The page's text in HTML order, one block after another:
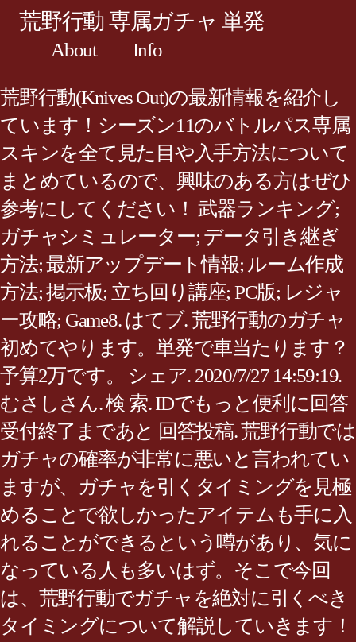
荒野行動 専属ガチャ 単発
About Info
荒野行動(Knives Out)の最新情報を紹介し
ています！シーズン11のバトルパス専属
スキンを全て見た目や入手方法について
まとめているので、興味のある方はぜひ
参考にしてください！ 武器ランキング;
ガチャシミュレーター; データ引き継ぎ
方法; 最新アップデート情報; ルーム作成
方法; 掲示板; 立ち回り講座; PC版; レジャ
ー攻略; Game8. はてブ. 荒野行動のガチャ
初めてやります。単発で車当たります？
予算2万です。 シェア. 2020/7/27 14:59:19.
むさしさん. 検 索. IDでもっと便利に回答
受付終了まであと 回答投稿. 荒野行動では
ガチャの確率が非常に悪いと言われてい
ますが、ガチャを引くタイミングを見極
めることで欲しかったアイテムも手に入
れることができるという噂があり、気に
なっている人も多いはず。そこで今回
は、荒野行動でガチャを絶対に引くべき
タイミングについて解説していきます！